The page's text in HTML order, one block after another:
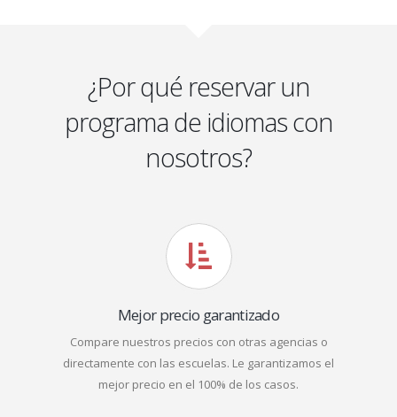
¿Por qué reservar un
programa de idiomas con
nosotros?
Mejor precio garantizado
Compare nuestros precios con otras agencias o
directamente con las escuelas. Le garantizamos el
mejor precio en el 100% de los casos.